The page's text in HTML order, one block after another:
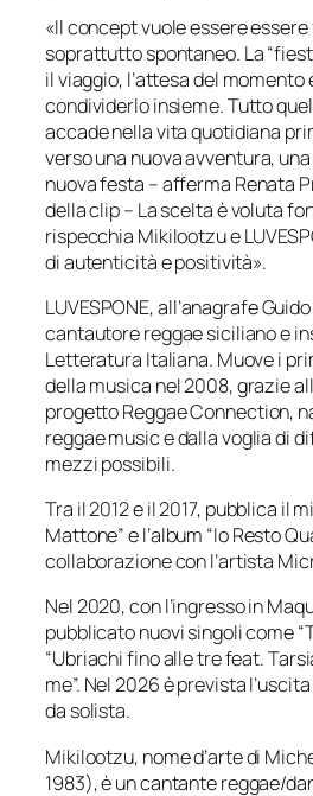
«Il concept vuole essere
soprattutto spontaneo. La
il viaggio, l’attesa del momento
condividerlo insieme. Tutto
accade nella vita quotidiana
verso una nuova avventura,
nuova festa – afferma Renata
della clip – La scelta è voluta
rispecchia Mikilootzu e
di autenticità e positività».
LUVESPONE, all’anagrafe
cantautore reggae siciliano e
Letteratura Italiana. Muove i
della musica nel 2008, grazie
progetto Reggae Connection,
reggae music e dalla voglia di
mezzi possibili.
Tra il 2012 e il 2017, pubblica il
Mattone” e l’album “Io Resto
collaborazione con l’artista
Nel 2020, con l’ingresso in
pubblicato nuovi singoli come
“Ubriachi fino alle tre feat.
me”. Nel 2026 è prevista
da solista.
Mikilootzu, nome d’arte di
1983), è un cantante reggae/